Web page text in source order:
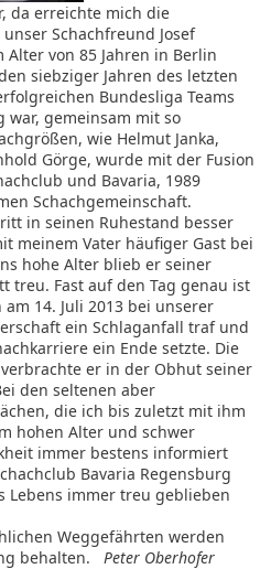
da erreichte mich die
Schachfreund Josef
Alter von 85 Jahren in Berlin
siebziger Jahren des letzten
Bundesliga Teams
war, gemeinsam mit so
wie Helmut Janka,
Görge, wurde mit der Fusion
und Bavaria, 1989
Schachgemeinschaft.
in seinen Ruhestand besser
meinem Vater häufiger Gast bei
hohe Alter blieb er seiner
treu. Fast auf den Tag genau ist
14. Juli 2013 bei unserer
ein Schlaganfall traf und
ein Ende setzte. Die
er in der Obhut seiner
den seltenen aber
die ich bis zuletzt mit ihm
hohen Alter und schwer
immer bestens informiert
Bavaria Regensburg
Lebens immer treu geblieben
Weggefährten werden
behalten. Peter Oberhofer